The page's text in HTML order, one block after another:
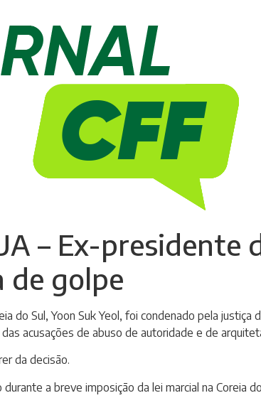
– Ex-presidente
golpe
do Sul, Yoon Suk Yeol, foi condenado pela
acusações de abuso de autoridade e de
da decisão.
durante a breve imposição da lei marcial na